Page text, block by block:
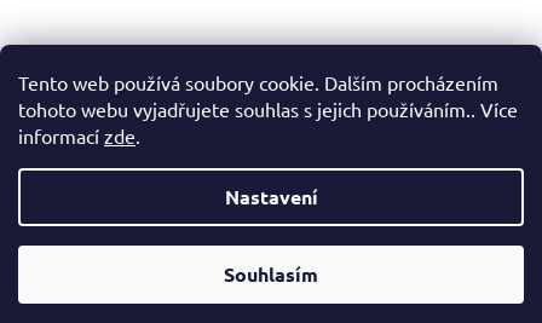
Tento web používá soubory cookie. Dalším procházením
tohoto webu vyjadřujete souhlas s jejich používáním.. Více
informací zde.
Nastavení
Souhlasím
Vážení zákazníci, v případě, že hledáte konkrétní zboží a my jej
nemáme v našem e-shopu, neváhejte nás kontaktovat a my Vám